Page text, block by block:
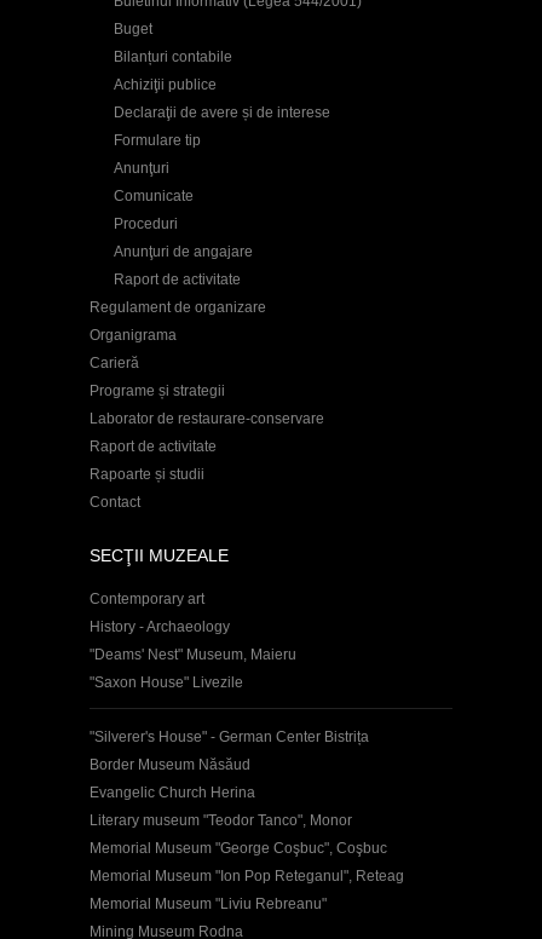
Buget
Bilanțuri contabile
Achiziţii publice
Declaraţii de avere și de interese
Formulare tip
Anunţuri
Comunicate
Proceduri
Anunţuri de angajare
Raport de activitate
Regulament de organizare
Organigrama
Carieră
Programe și strategii
Laborator de restaurare-conservare
Raport de activitate
Rapoarte și studii
Contact
SECŢII MUZEALE
Contemporary art
History - Archaeology
"Deams' Nest" Museum, Maieru
"Saxon House" Livezile
"Silverer's House" - German Center Bistrița
Border Museum Năsăud
Evangelic Church Herina
Literary museum "Teodor Tanco", Monor
Memorial Museum "George Coşbuc", Coşbuc
Memorial Museum "Ion Pop Reteganul", Reteag
Memorial Museum "Liviu Rebreanu"
Mining Museum Rodna